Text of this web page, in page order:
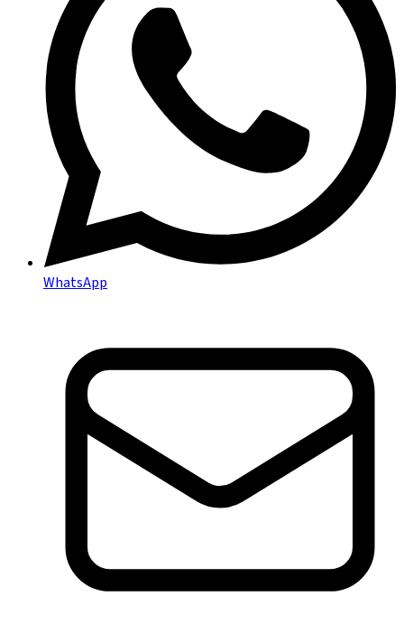
WhatsApp